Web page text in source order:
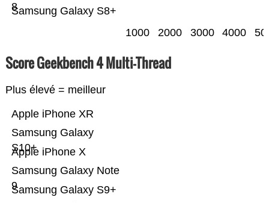
Samsung Galaxy S8+
8
1000 2000 3000 4000
Score Geekbench 4 Multi-Thread
Plus élevé = meilleur
Samsung Galaxy S9+
Samsung Galaxy Note
9
Apple iPhone X
Samsung Galaxy
S10+
Apple iPhone XR